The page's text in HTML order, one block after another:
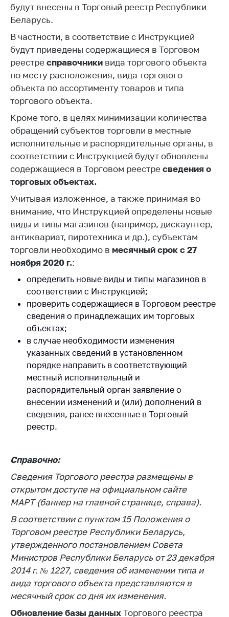
Идеологическая
работа
Официальные
геральдические
символы
5 лет МАРТ
Деятельность
Ценовая политика
Антимонопольное
регулирование и
конкуренция
Торговля и услуги
контроль закупок
Защита прав
потребителей
Регулирование
рекламной
Международное
сотрудничество
Применение мер
нетарифного
регулирования
Биржевая торговля
Выставочная
деятельность в
Республике
Беларусь
Защита
Новости
Обратиться в МАРТ
граждан и юр. лиц
Прямaя телефоннaя
линия
Горячая линия
Электронные
обращения
будут внесены в Торговый реестр Республики
Беларусь.
В частности, в соответствие с Инструкцией
будут приведены содержащиеся в Торговом
реестре справочники вида торгового объекта
по месту расположения, вида торгового
объекта по ассортименту товаров и типа
торгового объекта.
Кроме того, в целях минимизации количества
обращений субъектов торговли в местные
исполнительные и распорядительные органы, в
соответствии с Инструкцией будут обновлены
содержащиеся в Торговом реестре сведения о
торговых объектах.
Учитывая изложенное, а также принимая во
внимание, что Инструкцией определены новые
виды и типы магазинов (например, дискаунтер,
антиквариат, пиротехника и др.), субъектам
торговли необходимо в месячный срок с 27
ноября 2020 г.:
определить новые виды и типы магазинов в
соответствии с Инструкцией;
проверить содержащиеся в Торговом реестре
сведения о принадлежащих им торговых
объектах;
в случае необходимости изменения
указанных сведений в установленном
порядке направить в соответствующий
местный исполнительный и
распорядительный орган заявление о
внесении изменений и (или) дополнений в
сведения, ранее внесенные в Торговый
реестр.
Справочно:
Сведения Торгового реестра размещены в
открытом доступе на официальном сайте
МАРТ (баннер на главной странице, справа).
В соответствии с пунктом 15 Положения о
Торговом реестре Республики Беларусь,
утвержденного постановлением Совета
Министров Республики Беларусь от 23 декабря
2014 г. № 1227, сведения об изменении типа и
вида торгового объекта представляются в
месячный срок со дня их изменения.
Обновление базы данныхТоргового реестра